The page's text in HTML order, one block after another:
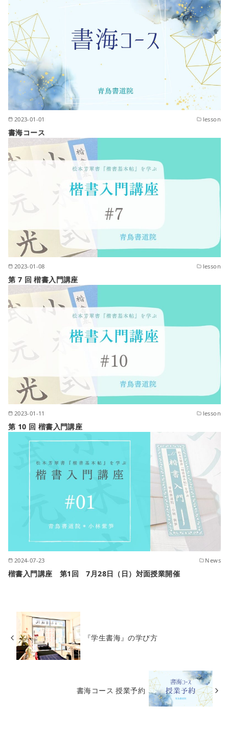
2023-01-01 lesson
書海コース
2023-01-08 lesson
第 7 回 楷書入門講座
2023-01-11 lesson
第 10 回 楷書入門講座
2024-07-23 News
楷書入門講座 第1回 7月28日（日）対面授業開催
『学生書海』の学び方
書海コース 授業予約